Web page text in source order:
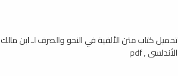
تحميل كتاب متن الألفية في النحو والصرف لـ ابن مالك
الأندلسي , pdf